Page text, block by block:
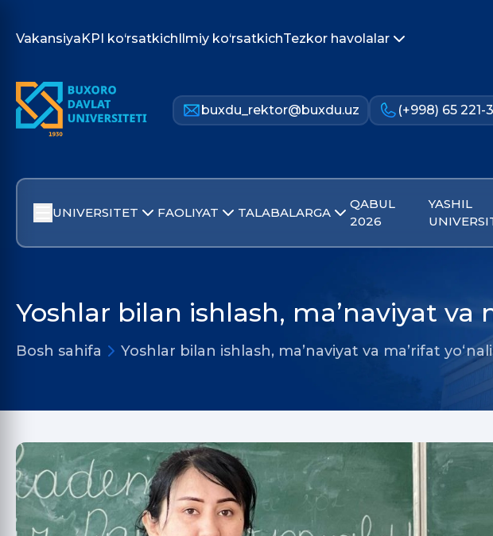
VakansiyaKPI ko‘rsatkichIlmiy ko‘rsatkichTezkor havolalar
buxdu_rektor@buxdu.uz (+998) 65 221-
UNIVERSITET FAOLIYAT TALABALARGA
QABUL
2026
YASHIL
Yoshlar bilan ishlash, ma’naviyat va
Bosh sahifa Yoshlar bilan ishlash, ma’naviyat va ma’rifat